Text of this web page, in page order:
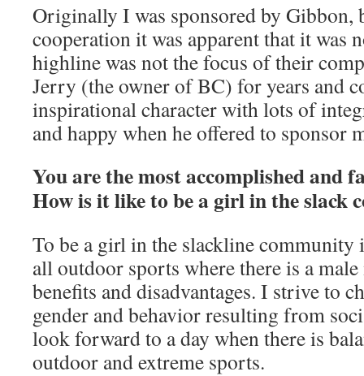
Originally I was sponsored by Gibbon,
cooperation it was apparent that it was
highline was not the focus of their
Jerry (the owner of BC) for years and
inspirational character with lots of
and happy when he offered to sponsor
You are the most accomplished and
How is it like to be a girl in the slack
To be a girl in the slackline
all outdoor sports where there is a
benefits and disadvantages. I strive to
gender and behavior resulting from
look forward to a day when there is
outdoor and extreme sports.